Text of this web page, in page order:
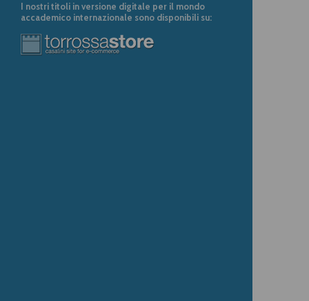
I nostri titoli in versione digitale per il mondo
accademico internazionale sono disponibili su: